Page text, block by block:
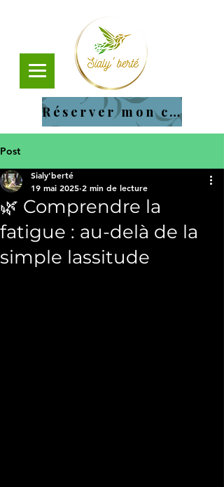
Réserver mon cours
Post
🌿 Comprendre la
fatigue : au-delà de la
simple lassitude
Sialy'berté
19 mai 2025 2 min de lecture